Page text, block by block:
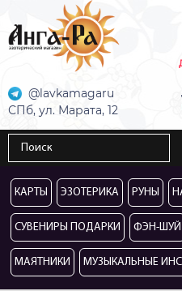
@lavkamagaru
СПб, ул. Марата, 12
КАРТЫ ЭЗОТЕРИКА РУНЫ
СУВЕНИРЫ ПОДАРКИ ФЭН-ШУЙ
МАЯТНИКИ МУЗЫКАЛЬНЫЕ